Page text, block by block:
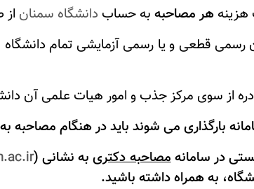
هزینه هر مصاحبه به حساب دانشگاه سمنان
رسمی قطعی و یا رسمی آزمایشی تمام
مصاحبه­ دکتریبه نشانی (
به همراه داشته باشید.